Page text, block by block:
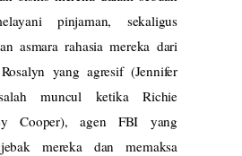
pinjaman, sekaligus
asmara rahasia mereka dari
yang agresif (Jennifer
muncul ketika Richie
Cooper), agen FBI yang
mereka dan memaksa